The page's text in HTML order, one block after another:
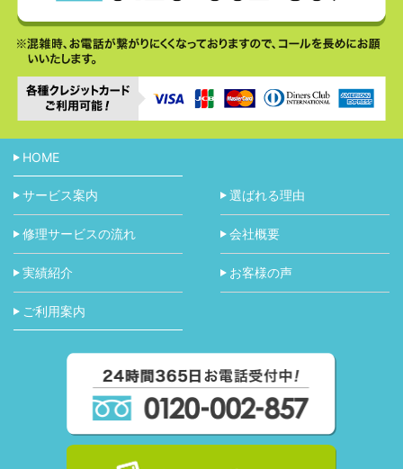
HOME
サービス案内 選ばれる理由
修理サービスの流れ 会社概要
実績紹介 お客様の声
ご利用案内